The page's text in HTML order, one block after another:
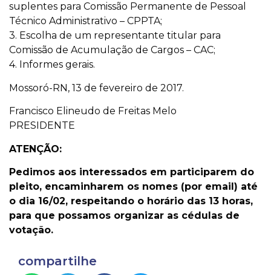
suplentes para Comissão Permanente de Pessoal
Técnico Administrativo – CPPTA;
3. Escolha de um representante titular para
Comissão de Acumulação de Cargos – CAC;
4. Informes gerais.
Mossoró-RN, 13 de fevereiro de 2017.
Francisco Elineudo de Freitas Melo
PRESIDENTE
ATENÇÃO:
Pedimos aos interessados em participarem do
pleito, encaminharem os nomes (por email) até
o dia 16/02, respeitando o horário das 13 horas,
para que possamos organizar as cédulas de
votação.
compartilhe